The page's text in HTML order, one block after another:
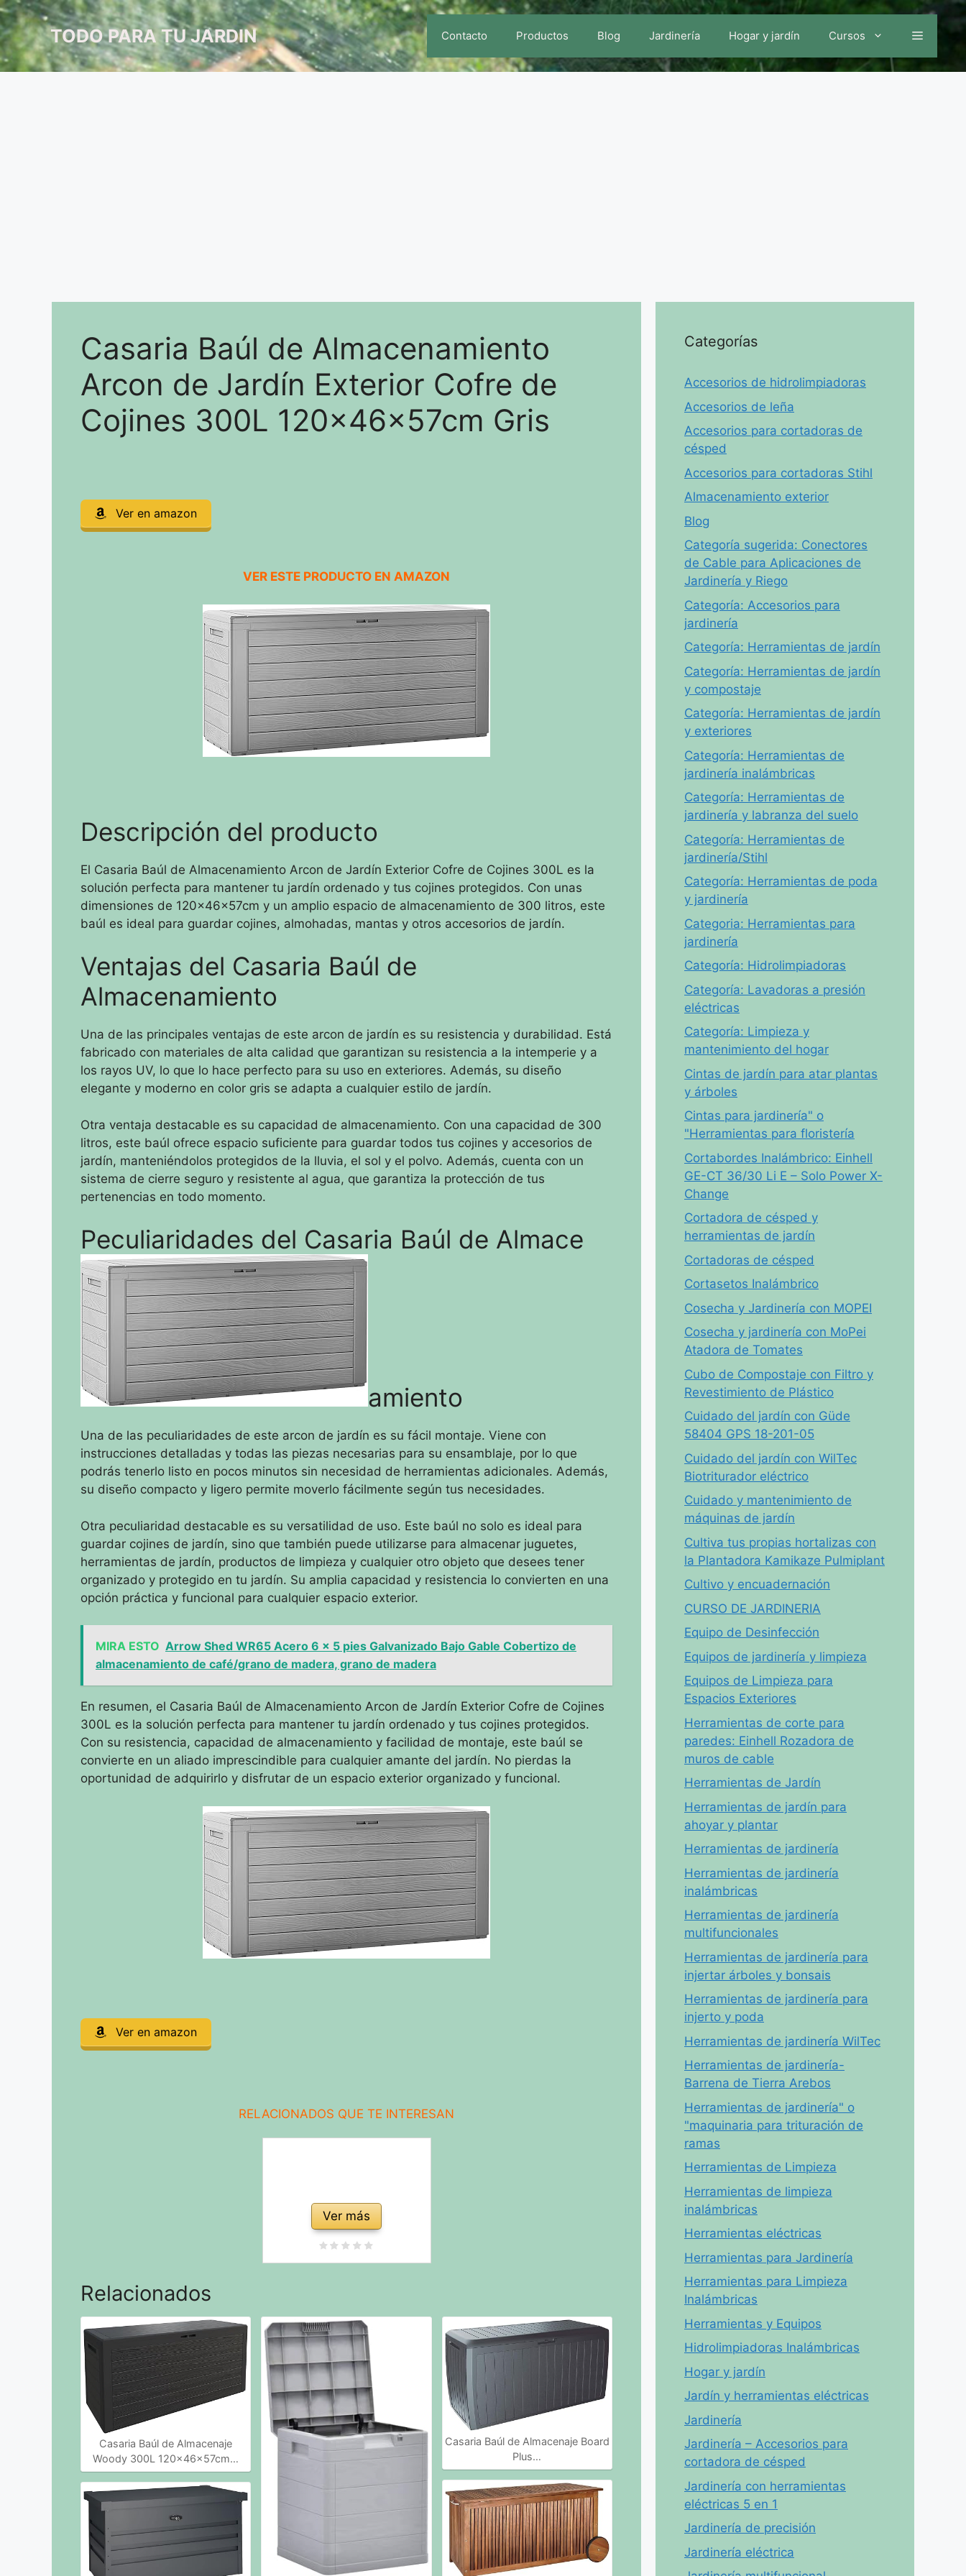
Saltar
al
contenidoTODO PARA TU JARDIN Contacto Productos Blog Jardinería Hogar y jardín Cursos
Casaria Baúl de Almacenamiento
Arcon de Jardín Exterior Cofre de
Cojines 300L 120x46x57cm Gris
Ver en amazon
VER ESTE PRODUCTO EN AMAZON
Descripción del producto
El Casaria Baúl de Almacenamiento Arcon de Jardín Exterior Cofre de Cojines 300L es la
solución perfecta para mantener tu jardín ordenado y tus cojines protegidos. Con unas
dimensiones de 120x46x57cm y un amplio espacio de almacenamiento de 300 litros, este
baúl es ideal para guardar cojines, almohadas, mantas y otros accesorios de jardín.
Ventajas del Casaria Baúl de
Almacenamiento
Una de las principales ventajas de este arcon de jardín es su resistencia y durabilidad. Está
fabricado con materiales de alta calidad que garantizan su resistencia a la intemperie y a
los rayos UV, lo que lo hace perfecto para su uso en exteriores. Además, su diseño
elegante y moderno en color gris se adapta a cualquier estilo de jardín.
Otra ventaja destacable es su capacidad de almacenamiento. Con una capacidad de 300
litros, este baúl ofrece espacio suficiente para guardar todos tus cojines y accesorios de
jardín, manteniéndolos protegidos de la lluvia, el sol y el polvo. Además, cuenta con un
sistema de cierre seguro y resistente al agua, que garantiza la protección de tus
pertenencias en todo momento.
Peculiaridades del Casaria Baúl de Almace
amiento
Una de las peculiaridades de este arcon de jardín es su fácil montaje. Viene con
instrucciones detalladas y todas las piezas necesarias para su ensamblaje, por lo que
podrás tenerlo listo en pocos minutos sin necesidad de herramientas adicionales. Además,
su diseño compacto y ligero permite moverlo fácilmente según tus necesidades.
Otra peculiaridad destacable es su versatilidad de uso. Este baúl no solo es ideal para
guardar cojines de jardín, sino que también puede utilizarse para almacenar juguetes,
herramientas de jardín, productos de limpieza y cualquier otro objeto que desees tener
organizado y protegido en tu jardín. Su amplia capacidad y resistencia lo convierten en una
opción práctica y funcional para cualquier espacio exterior.
MIRA ESTO Arrow Shed WR65 Acero 6 x 5 pies Galvanizado Bajo Gable Cobertizo de
almacenamiento de café/grano de madera, grano de madera
En resumen, el Casaria Baúl de Almacenamiento Arcon de Jardín Exterior Cofre de Cojines
300L es la solución perfecta para mantener tu jardín ordenado y tus cojines protegidos.
Con su resistencia, capacidad de almacenamiento y facilidad de montaje, este baúl se
convierte en un aliado imprescindible para cualquier amante del jardín. No pierdas la
oportunidad de adquirirlo y disfrutar de un espacio exterior organizado y funcional.
Ver en amazon
RELACIONADOS QUE TE INTERESAN
Ver más
Relacionados
Casaria Baúl de Almacenaje
Woody 300L 120x46x57cm…
Casaria Baúl de Almacenaje Board
Plus…
Categorías
Accesorios de hidrolimpiadoras
Accesorios de leña
Accesorios para cortadoras de
césped
Accesorios para cortadoras Stihl
Almacenamiento exterior
Blog
Categoría sugerida: Conectores
de Cable para Aplicaciones de
Jardinería y Riego
Categoría: Accesorios para
jardinería
Categoría: Herramientas de jardín
Categoría: Herramientas de jardín
y compostaje
Categoría: Herramientas de jardín
y exteriores
Categoría: Herramientas de
jardinería inalámbricas
Categoría: Herramientas de
jardinería y labranza del suelo
Categoría: Herramientas de
jardinería/Stihl
Categoría: Herramientas de poda
y jardinería
Categoria: Herramientas para
jardinería
Categoría: Hidrolimpiadoras
Categoría: Lavadoras a presión
eléctricas
Categoría: Limpieza y
mantenimiento del hogar
Cintas de jardín para atar plantas
y árboles
Cintas para jardinería" o
"Herramientas para floristería
Cortabordes Inalámbrico: Einhell
GE-CT 36/30 Li E – Solo Power X-
Change
Cortadora de césped y
herramientas de jardín
Cortadoras de césped
Cortasetos Inalámbrico
Cosecha y Jardinería con MOPEI
Cosecha y jardinería con MoPei
Atadora de Tomates
Cubo de Compostaje con Filtro y
Revestimiento de Plástico
Cuidado del jardín con Güde
58404 GPS 18-201-05
Cuidado del jardín con WilTec
Biotriturador eléctrico
Cuidado y mantenimiento de
máquinas de jardín
Cultiva tus propias hortalizas con
la Plantadora Kamikaze Pulmiplant
Cultivo y encuadernación
CURSO DE JARDINERIA
Equipo de Desinfección
Equipos de jardinería y limpieza
Equipos de Limpieza para
Espacios Exteriores
Herramientas de corte para
paredes: Einhell Rozadora de
muros de cable
Herramientas de Jardín
Herramientas de jardín para
ahoyar y plantar
Herramientas de jardinería
Herramientas de jardinería
inalámbricas
Herramientas de jardinería
multifuncionales
Herramientas de jardinería para
injertar árboles y bonsais
Herramientas de jardinería para
injerto y poda
Herramientas de jardinería WilTec
Herramientas de jardinería-
Barrena de Tierra Arebos
Herramientas de jardinería" o
"maquinaria para trituración de
ramas
Herramientas de Limpieza
Herramientas de limpieza
inalámbricas
Herramientas eléctricas
Herramientas para Jardinería
Herramientas para Limpieza
Inalámbricas
Herramientas y Equipos
Hidrolimpiadoras Inalámbricas
Hogar y jardín
Jardín y herramientas eléctricas
Jardinería
Jardinería – Accesorios para
cortadora de césped
Jardinería con herramientas
eléctricas 5 en 1
Jardinería de precisión
Jardinería eléctrica